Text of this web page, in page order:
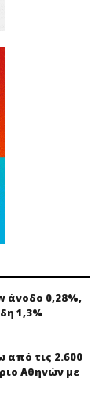
άνοδο 0,28%,
1,3%
από τις 2.600
Αθηνών με